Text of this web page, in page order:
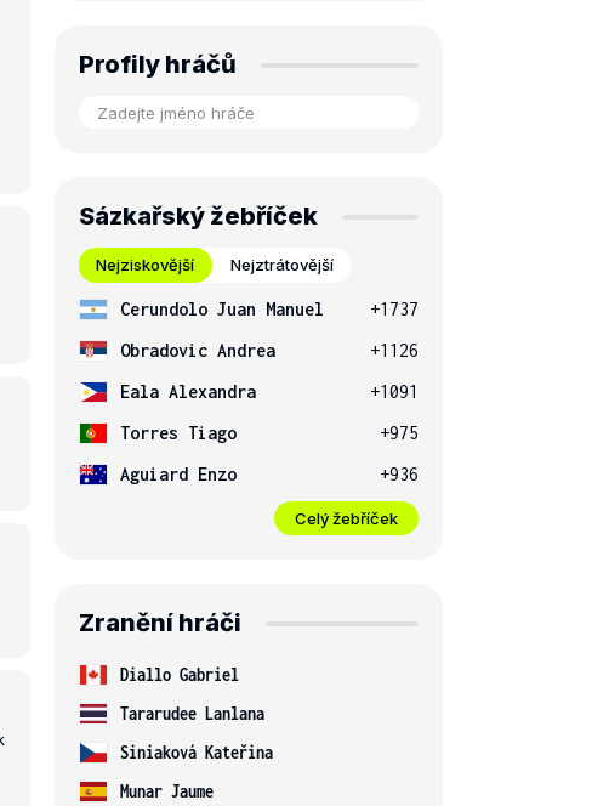
Profily hráčů
Sázkařský žebříček
Nejziskovější Nejztrátovější
Cerundolo Juan Manuel
+1737
Obradovic Andrea
+1126
Eala Alexandra
+1091
Torres Tiago
+975
Aguiard Enzo
+936
Celý žebříček
Zranění hráči
Diallo Gabriel
Tararudee Lanlana
Siniaková Kateřina
Munar Jaume